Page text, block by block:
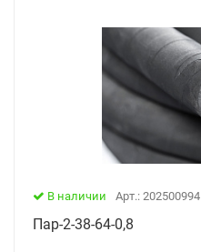
В наличии Арт.: 202500994
Пар-2-38-64-0,8